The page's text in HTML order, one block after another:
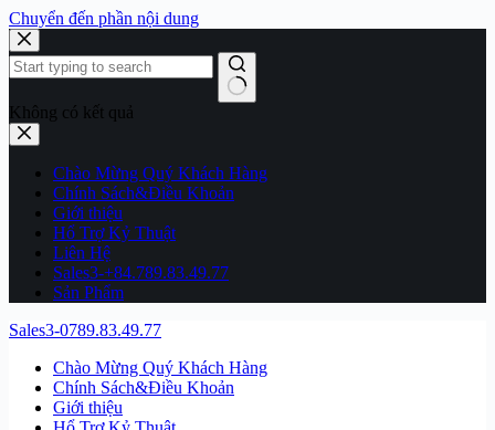
Chuyển đến phần nội dung
Không có kết quả
Chào Mừng Quý Khách Hàng
Chính Sách&Điều Khoản
Giới thiệu
Hổ Trợ Kỷ Thuật
Liên Hệ
Sales3-+84.789.83.49.77
Sản Phẩm
Sales3-0789.83.49.77
Chào Mừng Quý Khách Hàng
Chính Sách&Điều Khoản
Giới thiệu